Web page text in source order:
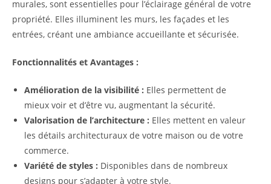
murales, sont essentielles pour l’éclairage général de votre
propriété. Elles illuminent les murs, les façades et les
entrées, créant une ambiance accueillante et sécurisée.
Fonctionnalités et Avantages :
Amélioration de la visibilité : Elles permettent de
mieux voir et d’être vu, augmentant la sécurité.
Valorisation de l’architecture : Elles mettent en valeur
les détails architecturaux de votre maison ou de votre
commerce.
Variété de styles : Disponibles dans de nombreux
designs pour s’adapter à votre style.